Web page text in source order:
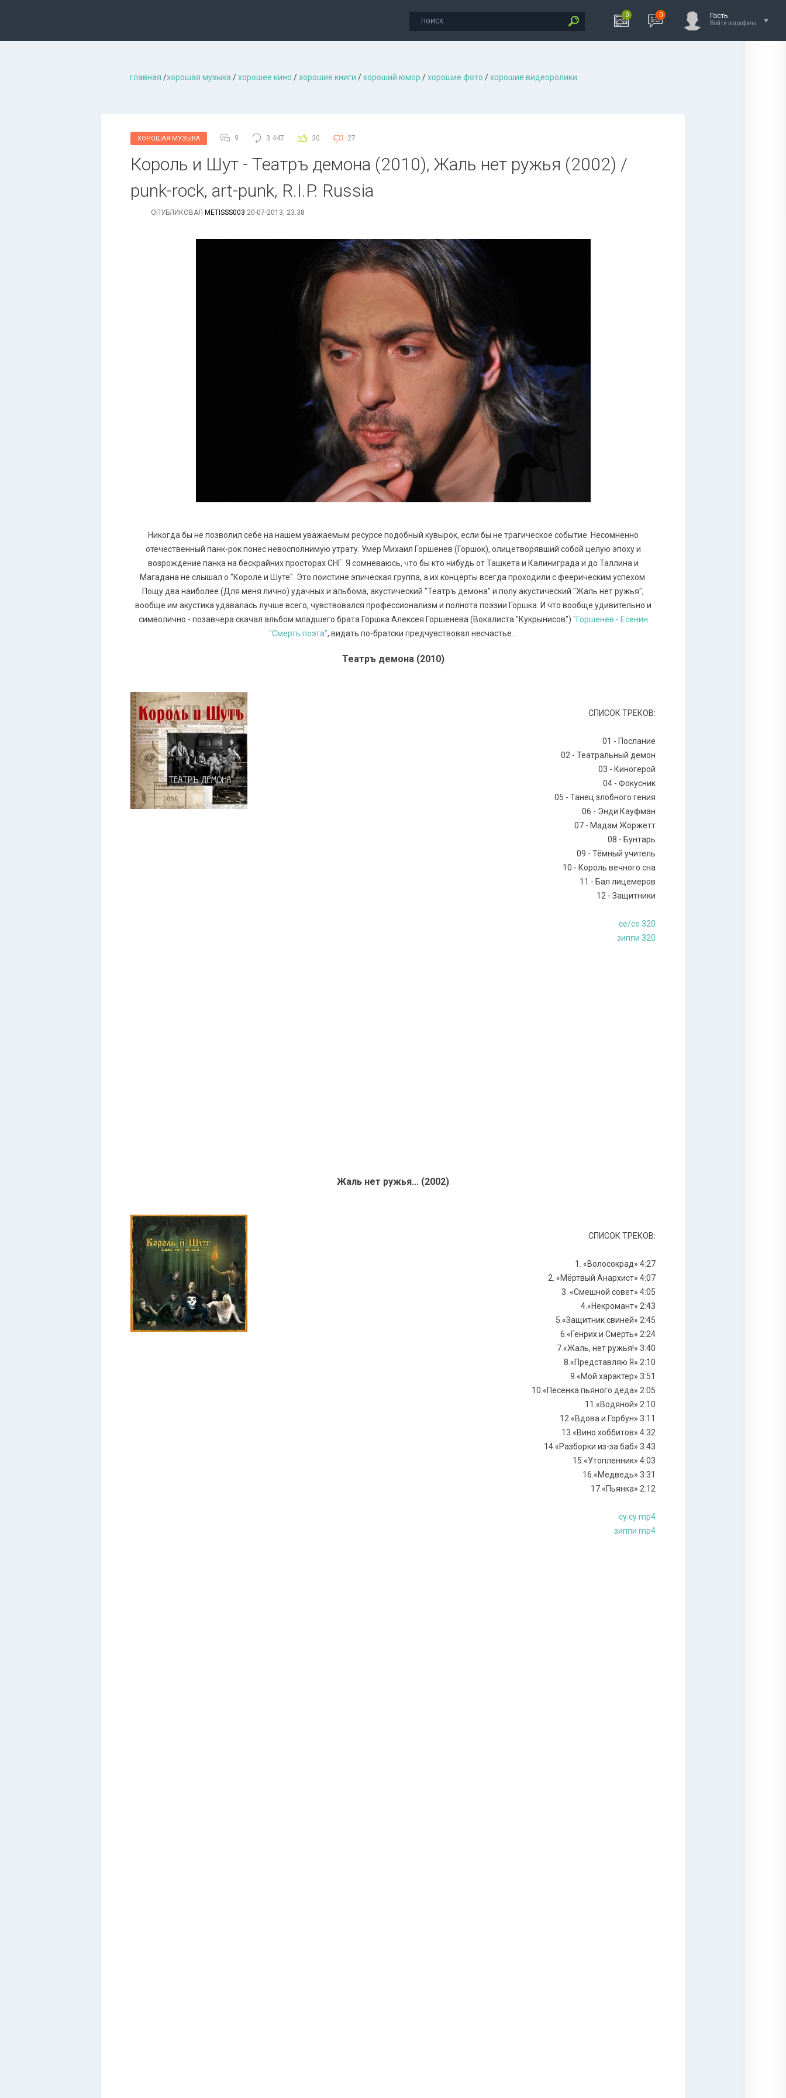
0 0 Гость
Войти в профиль
главная /хорошая музыкa /хорошее кино /хорошие книги /хороший юмор /хорошие фото /хорошие видеоролики
ХОРОШАЯ МУЗЫКА 9 3 447 30 27
Король и Шут - Театръ демона (2010), Жаль нет ружья (2002) /
punk-rock, art-punk, R.I.P. Russia
ОПУБЛИКОВАЛ METISSS003 20-07-2013, 23:38
Никогда бы не позволил себе на нашем уважаемым ресурсе подобный кувырок, если бы не трагическое событие. Несомненно
отечественный панк-рок понес невосполнимую утрату. Умер Михаил Горшенев (Горшок), олицетворявший собой целую эпоху и
возрождение панка на бескрайних просторах СНГ. Я сомневаюсь, что бы кто нибудь от Ташкета и Калиниграда и до Таллина и
Магадана не слышал о "Короле и Шуте". Это поистине эпическая группа, а их концерты всегда проходили с феерическим успехом.
Пощу два наиболее (Для меня лично) удачных и альбома, акустический "Театръ демона" и полу акустический "Жаль нет ружья",
вообще им акустика удавалась лучше всего, чувствовался профессионализм и полнота поэзии Горшка. И что вообще удивительно и
символично - позавчера скачал альбом младшего брата Горшка Алексея Горшенева (Вокалиста "Кукрынисов") "Горшенев - Есенин
"Смерть поэта", видать по-братски предчувствовал несчастье...
Театръ демона (2010)
СПИСОК ТРЕКОВ:
01 - Послание
02 - Театральный демон
03 - Киногерой
04 - Фокусник
05 - Танец злобного гения
06 - Энди Кауфман
07 - Мадам Жоржетт
08 - Бунтарь
09 - Тёмный учитель
10 - Король вечного сна
11 - Бал лицемеров
12 - Защитники
ce/ce 320
зиппи 320
Жаль нет ружья... (2002)
СПИСОК ТРЕКОВ:
1. «Волосокрад» 4:27
2. «Мёртвый Анархист» 4:07
3. «Смешной совет» 4:05
4.«Некромант» 2:43
5.«Защитник свиней» 2:45
6.«Генрих и Смерть» 2:24
7.«Жаль, нет ружья!» 3:40
8.«Представляю Я» 2:10
9.«Мой характер» 3:51
10.«Песенка пьяного деда» 2:05
11.«Водяной» 2:10
12.«Вдова и Горбун» 3:11
13.«Вино хоббитов» 4:32
14.«Разборки из-за баб» 3:43
15.«Утопленник» 4:03
16.«Медведь» 3:31
17.«Пьянка» 2:12
су.су mp4
зиппи mp4